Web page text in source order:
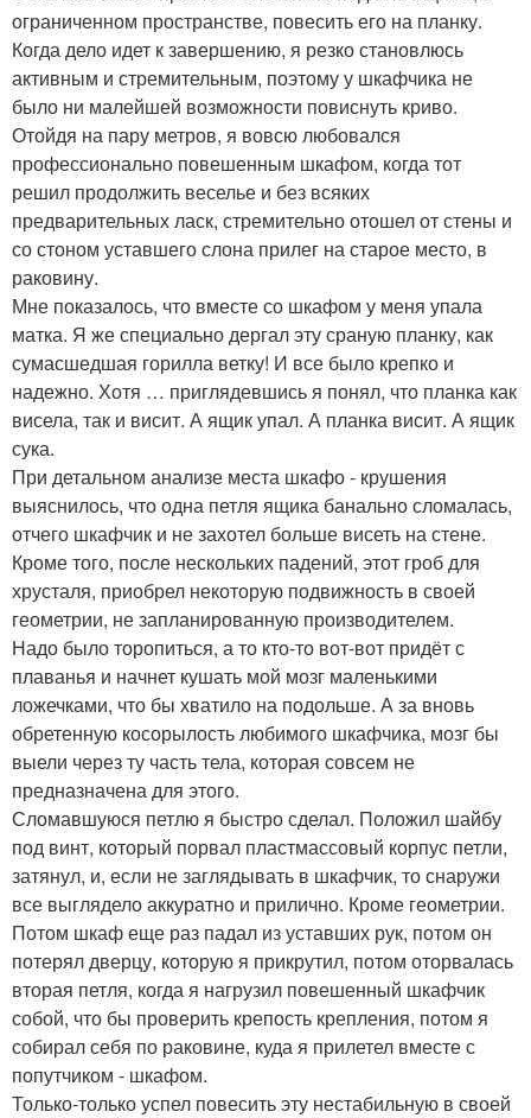
ограниченном пространстве, повесить его на планку.
Когда дело идет к завершению, я резко становлюсь
активным и стремительным, поэтому у шкафчика не
было ни малейшей возможности повиснуть криво.
Отойдя на пару метров, я вовсю любовался
профессионально повешенным шкафом, когда тот
решил продолжить веселье и без всяких
предварительных ласк, стремительно отошел от стены и
со стоном уставшего слона прилег на старое место, в
раковину.
Мне показалось, что вместе со шкафом у меня упала
матка. Я же специально дергал эту сраную планку, как
сумасшедшая горилла ветку! И все было крепко и
надежно. Хотя … приглядевшись я понял, что планка как
висела, так и висит. А ящик упал. А планка висит. А ящик
сука.
При детальном анализе места шкафо - крушения
выяснилось, что одна петля ящика банально сломалась,
отчего шкафчик и не захотел больше висеть на стене.
Кроме того, после нескольких падений, этот гроб для
хрусталя, приобрел некоторую подвижность в своей
геометрии, не запланированную производителем.
Надо было торопиться, а то кто-то вот-вот придёт с
плаванья и начнет кушать мой мозг маленькими
ложечками, что бы хватило на подольше. А за вновь
обретенную косорылость любимого шкафчика, мозг бы
выели через ту часть тела, которая совсем не
предназначена для этого.
Сломавшуюся петлю я быстро сделал. Положил шайбу
под винт, который порвал пластмассовый корпус петли,
затянул, и, если не заглядывать в шкафчик, то снаружи
все выглядело аккуратно и прилично. Кроме геометрии.
Потом шкаф еще раз падал из уставших рук, потом он
потерял дверцу, которую я прикрутил, потом оторвалась
вторая петля, когда я нагрузил повешенный шкафчик
собой, что бы проверить крепость крепления, потом я
собирал себя по раковине, куда я прилетел вместе с
попутчиком - шкафом.
Только-только успел повесить эту нестабильную в своей